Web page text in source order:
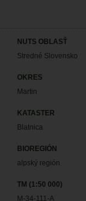
NUTS OBLASŤ
Stredné Slovensko
OKRES
Martin
KATASTER
Blatnica
BIOREGIÓN
alpský región
TM (1:50 000)
M-34-111-A